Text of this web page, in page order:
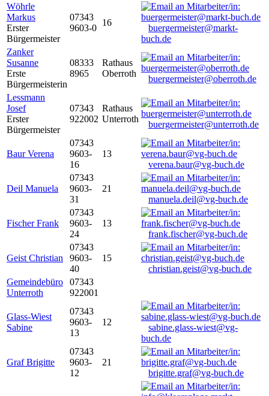
Wöhrle
Markus
Erster
Bürgermeister
07343
9603-0
16
buergermeister@markt-
buch.de
Zanker
Susanne
Erste
Bürgermeisterin
08333
8965
Rathaus
Oberroth
buergermeister@oberroth.de
Lessmann
Josef
Erster
Bürgermeister
07343
922002
Rathaus
Unterroth
buergermeister@unterroth.de
Baur Verena
07343
9603-
16
13
verena.baur@vg-buch.de
Deil Manuela
07343
9603-
31
21
manuela.deil@vg-buch.de
Fischer Frank
07343
9603-
24
13
frank.fischer@vg-buch.de
Geist Christian
07343
9603-
40
15
christian.geist@vg-buch.de
Gemeindebüro
Unterroth
07343
922001
Glass-Wiest
Sabine
07343
9603-
13
12
sabine.glass-wiest@vg-
buch.de
Graf Brigitte
07343
9603-
12
21
brigitte.graf@vg-buch.de